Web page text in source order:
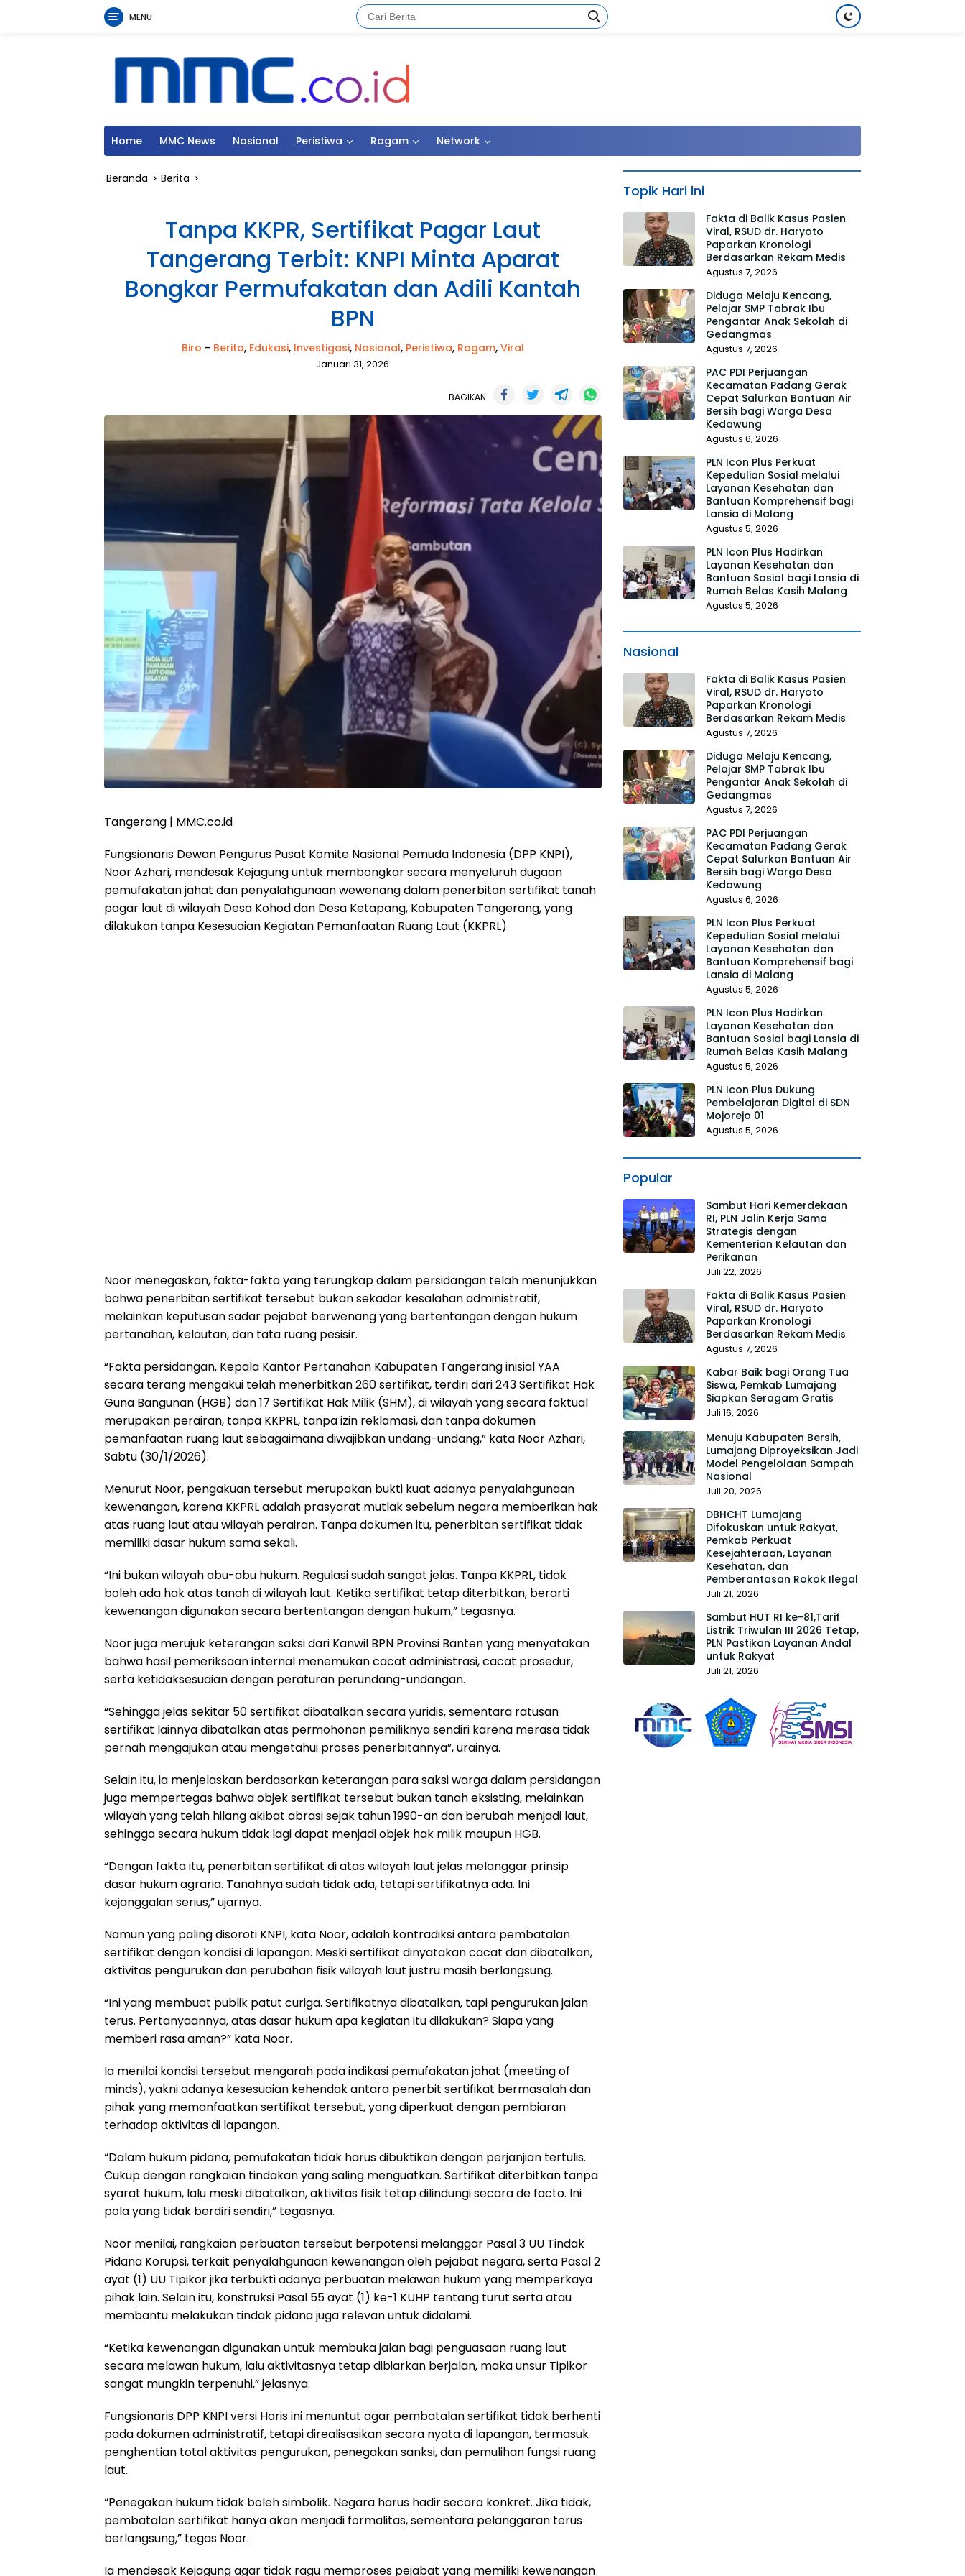
MENU
Home MMC News Nasional Peristiwa Ragam Network
Beranda Berita
Tanpa KKPR, Sertifikat Pagar Laut
Tangerang Terbit: KNPI Minta Aparat
Bongkar Permufakatan dan Adili Kantah
BPN
Biro - Berita, Edukasi, Investigasi, Nasional, Peristiwa, Ragam, Viral
Januari 31, 2026
BAGIKAN
Tangerang | MMC.co.id
Fungsionaris Dewan Pengurus Pusat Komite Nasional Pemuda Indonesia (DPP KNPI),
Noor Azhari, mendesak Kejagung untuk membongkar secara menyeluruh dugaan
pemufakatan jahat dan penyalahgunaan wewenang dalam penerbitan sertifikat tanah
pagar laut di wilayah Desa Kohod dan Desa Ketapang, Kabupaten Tangerang, yang
dilakukan tanpa Kesesuaian Kegiatan Pemanfaatan Ruang Laut (KKPRL).
Noor menegaskan, fakta-fakta yang terungkap dalam persidangan telah menunjukkan
bahwa penerbitan sertifikat tersebut bukan sekadar kesalahan administratif,
melainkan keputusan sadar pejabat berwenang yang bertentangan dengan hukum
pertanahan, kelautan, dan tata ruang pesisir.
“Fakta persidangan, Kepala Kantor Pertanahan Kabupaten Tangerang inisial YAA
secara terang mengakui telah menerbitkan 260 sertifikat, terdiri dari 243 Sertifikat Hak
Guna Bangunan (HGB) dan 17 Sertifikat Hak Milik (SHM), di wilayah yang secara faktual
merupakan perairan, tanpa KKPRL, tanpa izin reklamasi, dan tanpa dokumen
pemanfaatan ruang laut sebagaimana diwajibkan undang-undang,” kata Noor Azhari,
Sabtu (30/1/2026).
Menurut Noor, pengakuan tersebut merupakan bukti kuat adanya penyalahgunaan
kewenangan, karena KKPRL adalah prasyarat mutlak sebelum negara memberikan hak
atas ruang laut atau wilayah perairan. Tanpa dokumen itu, penerbitan sertifikat tidak
memiliki dasar hukum sama sekali.
“Ini bukan wilayah abu-abu hukum. Regulasi sudah sangat jelas. Tanpa KKPRL, tidak
boleh ada hak atas tanah di wilayah laut. Ketika sertifikat tetap diterbitkan, berarti
kewenangan digunakan secara bertentangan dengan hukum,” tegasnya.
Noor juga merujuk keterangan saksi dari Kanwil BPN Provinsi Banten yang menyatakan
bahwa hasil pemeriksaan internal menemukan cacat administrasi, cacat prosedur,
serta ketidaksesuaian dengan peraturan perundang-undangan.
“Sehingga jelas sekitar 50 sertifikat dibatalkan secara yuridis, sementara ratusan
sertifikat lainnya dibatalkan atas permohonan pemiliknya sendiri karena merasa tidak
pernah mengajukan atau mengetahui proses penerbitannya”, urainya.
Selain itu, ia menjelaskan berdasarkan keterangan para saksi warga dalam persidangan
juga mempertegas bahwa objek sertifikat tersebut bukan tanah eksisting, melainkan
wilayah yang telah hilang akibat abrasi sejak tahun 1990-an dan berubah menjadi laut,
sehingga secara hukum tidak lagi dapat menjadi objek hak milik maupun HGB.
“Dengan fakta itu, penerbitan sertifikat di atas wilayah laut jelas melanggar prinsip
dasar hukum agraria. Tanahnya sudah tidak ada, tetapi sertifikatnya ada. Ini
kejanggalan serius,” ujarnya.
Namun yang paling disoroti KNPI, kata Noor, adalah kontradiksi antara pembatalan
sertifikat dengan kondisi di lapangan. Meski sertifikat dinyatakan cacat dan dibatalkan,
aktivitas pengurukan dan perubahan fisik wilayah laut justru masih berlangsung.
“Ini yang membuat publik patut curiga. Sertifikatnya dibatalkan, tapi pengurukan jalan
terus. Pertanyaannya, atas dasar hukum apa kegiatan itu dilakukan? Siapa yang
memberi rasa aman?” kata Noor.
Ia menilai kondisi tersebut mengarah pada indikasi pemufakatan jahat (meeting of
minds), yakni adanya kesesuaian kehendak antara penerbit sertifikat bermasalah dan
pihak yang memanfaatkan sertifikat tersebut, yang diperkuat dengan pembiaran
terhadap aktivitas di lapangan.
“Dalam hukum pidana, pemufakatan tidak harus dibuktikan dengan perjanjian tertulis.
Cukup dengan rangkaian tindakan yang saling menguatkan. Sertifikat diterbitkan tanpa
syarat hukum, lalu meski dibatalkan, aktivitas fisik tetap dilindungi secara de facto. Ini
pola yang tidak berdiri sendiri,” tegasnya.
Noor menilai, rangkaian perbuatan tersebut berpotensi melanggar Pasal 3 UU Tindak
Pidana Korupsi, terkait penyalahgunaan kewenangan oleh pejabat negara, serta Pasal 2
ayat (1) UU Tipikor jika terbukti adanya perbuatan melawan hukum yang memperkaya
pihak lain. Selain itu, konstruksi Pasal 55 ayat (1) ke-1 KUHP tentang turut serta atau
membantu melakukan tindak pidana juga relevan untuk didalami.
“Ketika kewenangan digunakan untuk membuka jalan bagi penguasaan ruang laut
secara melawan hukum, lalu aktivitasnya tetap dibiarkan berjalan, maka unsur Tipikor
sangat mungkin terpenuhi,” jelasnya.
Fungsionaris DPP KNPI versi Haris ini menuntut agar pembatalan sertifikat tidak berhenti
pada dokumen administratif, tetapi direalisasikan secara nyata di lapangan, termasuk
penghentian total aktivitas pengurukan, penegakan sanksi, dan pemulihan fungsi ruang
laut.
“Penegakan hukum tidak boleh simbolik. Negara harus hadir secara konkret. Jika tidak,
pembatalan sertifikat hanya akan menjadi formalitas, sementara pelanggaran terus
berlangsung,” tegas Noor.
Ia mendesak Kejagung agar tidak ragu memproses pejabat yang memiliki kewenangan
Topik Hari ini
Fakta di Balik Kasus Pasien
Viral, RSUD dr. Haryoto
Paparkan Kronologi
Berdasarkan Rekam Medis
Agustus 7, 2026
Diduga Melaju Kencang,
Pelajar SMP Tabrak Ibu
Pengantar Anak Sekolah di
Gedangmas
Agustus 7, 2026
PAC PDI Perjuangan
Kecamatan Padang Gerak
Cepat Salurkan Bantuan Air
Bersih bagi Warga Desa
Kedawung
Agustus 6, 2026
PLN Icon Plus Perkuat
Kepedulian Sosial melalui
Layanan Kesehatan dan
Bantuan Komprehensif bagi
Lansia di Malang
Agustus 5, 2026
PLN Icon Plus Hadirkan
Layanan Kesehatan dan
Bantuan Sosial bagi Lansia di
Rumah Belas Kasih Malang
Agustus 5, 2026
Nasional
Fakta di Balik Kasus Pasien
Viral, RSUD dr. Haryoto
Paparkan Kronologi
Berdasarkan Rekam Medis
Agustus 7, 2026
Diduga Melaju Kencang,
Pelajar SMP Tabrak Ibu
Pengantar Anak Sekolah di
Gedangmas
Agustus 7, 2026
PAC PDI Perjuangan
Kecamatan Padang Gerak
Cepat Salurkan Bantuan Air
Bersih bagi Warga Desa
Kedawung
Agustus 6, 2026
PLN Icon Plus Perkuat
Kepedulian Sosial melalui
Layanan Kesehatan dan
Bantuan Komprehensif bagi
Lansia di Malang
Agustus 5, 2026
PLN Icon Plus Hadirkan
Layanan Kesehatan dan
Bantuan Sosial bagi Lansia di
Rumah Belas Kasih Malang
Agustus 5, 2026
PLN Icon Plus Dukung
Pembelajaran Digital di SDN
Mojorejo 01
Agustus 5, 2026
Popular
Sambut Hari Kemerdekaan
RI, PLN Jalin Kerja Sama
Strategis dengan
Kementerian Kelautan dan
Perikanan
Juli 22, 2026
Fakta di Balik Kasus Pasien
Viral, RSUD dr. Haryoto
Paparkan Kronologi
Berdasarkan Rekam Medis
Agustus 7, 2026
Kabar Baik bagi Orang Tua
Siswa, Pemkab Lumajang
Siapkan Seragam Gratis
Juli 16, 2026
Menuju Kabupaten Bersih,
Lumajang Diproyeksikan Jadi
Model Pengelolaan Sampah
Nasional
Juli 20, 2026
DBHCHT Lumajang
Difokuskan untuk Rakyat,
Pemkab Perkuat
Kesejahteraan, Layanan
Kesehatan, dan
Pemberantasan Rokok Ilegal
Juli 21, 2026
Sambut HUT RI ke-81,Tarif
Listrik Triwulan III 2026 Tetap,
PLN Pastikan Layanan Andal
untuk Rakyat
Juli 21, 2026